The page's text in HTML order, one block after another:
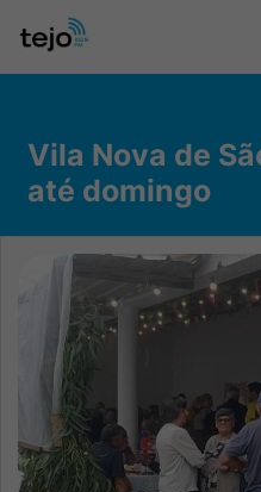
Vila Nova de
até domingo